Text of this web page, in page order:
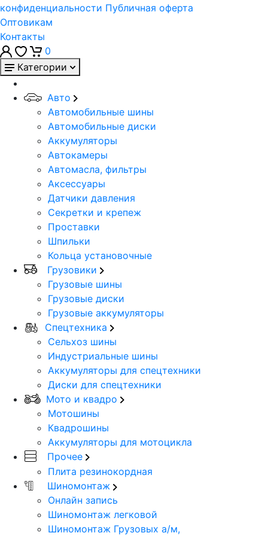
конфиденциальности Публичная оферта
Оптовикам
Контакты
0
Категории
Авто
Автомобильные шины
Автомобильные диски
Аккумуляторы
Автокамеры
Автомасла, фильтры
Аксессуары
Датчики давления
Секретки и крепеж
Проставки
Шпильки
Кольца установочные
Грузовики
Грузовые шины
Грузовые диски
Грузовые аккумуляторы
Спецтехника
Сельхоз шины
Индустриальные шины
Аккумуляторы для спецтехники
Диски для спецтехники
Мото и квадро
Мотошины
Квадрошины
Аккумуляторы для мотоцикла
Прочее
Плита резинокордная
Шиномонтаж
Онлайн запись
Шиномонтаж легковой
Шиномонтаж Грузовых а/м,